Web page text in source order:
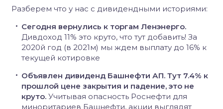
Разберем что у нас с дивидендными историями:
Сегодня вернулись к торгам Ленэнерго.
Дивдоход 11% это круто, что тут добавить! За
2020й год (в 2021м) мы ждем выплату до 16% к
текущей котировке
Объявлен дивиденд Башнефти АП. Тут 7.4% к
прошлой цене закрытия и падение, это не
круто. Учитывая опасность Роснефти для
миноритариев Башнефти, акции выглядят